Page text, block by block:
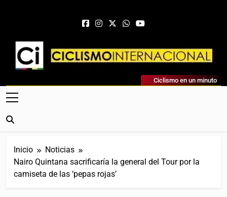
Ciclismo Internacional
Web Dedicada Al Ciclismo Mundial. Entrevistas, Análisis,
Crónicas, Previas Y Más. La Web Ciclista De Referencia.
Ciclismo en un minuto
Inicio
Noticias
Nairo Quintana sacrificaría la general del Tour por la
camiseta de las ‘pepas rojas’